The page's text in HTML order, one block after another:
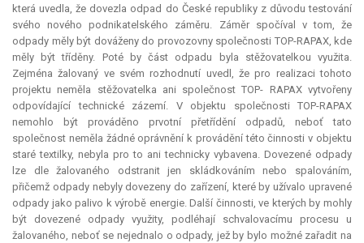
která uvedla, že dovezla odpad do České republiky z důvodu testování
svého nového podnikatelského záměru. Záměr spočíval v tom, že
odpady měly být dováženy do provozovny společnosti TOP-RAPAX, kde
měly být tříděny. Poté by část odpadu byla stěžovatelkou využita.
Zejména žalovaný ve svém rozhodnutí uvedl, že pro realizaci tohoto
projektu neměla stěžovatelka ani společnost TOP- RAPAX vytvořeny
odpovídající technické zázemí. V objektu společnosti TOP-RAPAX
nemohlo být prováděno prvotní přetřídění odpadů, neboť tato
společnost neměla žádné oprávnění k provádění této činnosti v objektu
staré textilky, nebyla pro to ani technicky vybavena. Dovezené odpady
lze dle žalovaného odstranit jen skládkováním nebo spalováním,
přičemž odpady nebyly dovezeny do zařízení, které by užívalo upravené
odpady jako palivo k výrobě energie. Další činnosti, ve kterých by mohly
být dovezené odpady využity, podléhají schvalovacímu procesu u
žalovaného, neboť se nejednalo o odpady, jež by bylo možné zařadit na